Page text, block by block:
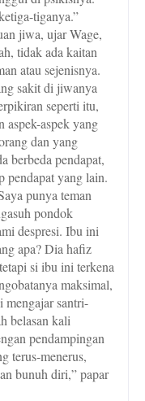
tiganya.”
jiwa, ujar Wage,
tidak ada kaitan
atau sejenisnya.
sakit di jiwanya
seperti itu,
aspek-aspek yang
dan yang
berbeda pendapat,
pendapat yang lain.
punya teman
pondok
despresi. Ibu ini
apa? Dia hafiz
si ibu ini terkena
maksimal,
mengajar santri-
belasan kali
pendampingan
terus-menerus,
bunuh diri,” papar